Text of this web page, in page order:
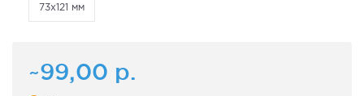
73x121 мм
~99,00 р.